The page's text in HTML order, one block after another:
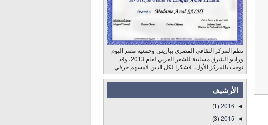
نظم المركز الثقافي المصري بباريس وجمعية مصر اليوم
وراديو الشرق مسابقة للشعر العربي لعام 2013، وقد
توجت بالمركز الأول.. فشكرا لكل الذين لامسهم حرفي
الأرشيف
◄
2016
(1)
◄
2015
(3)